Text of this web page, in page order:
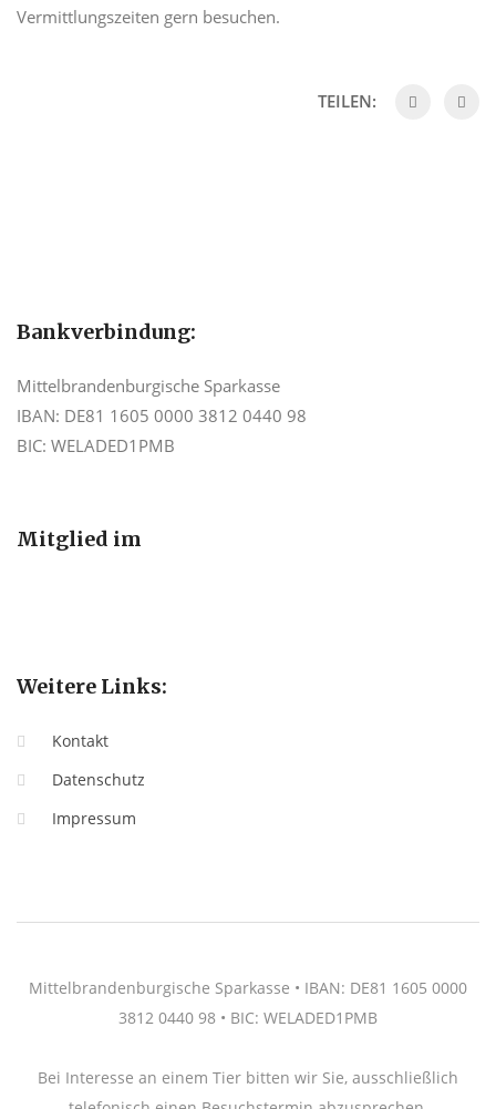
Vermittlungszeiten gern besuchen.
TEILEN:
Bankverbindung:
Mittelbrandenburgische Sparkasse
IBAN: DE81 1605 0000 3812 0440 98
BIC: WELADED1PMB
Mitglied im
Weitere Links:
Kontakt
Datenschutz
Impressum
Mittelbrandenburgische Sparkasse • IBAN: DE81 1605 0000
3812 0440 98 • BIC: WELADED1PMB
Bei Interesse an einem Tier bitten wir Sie, ausschließlich